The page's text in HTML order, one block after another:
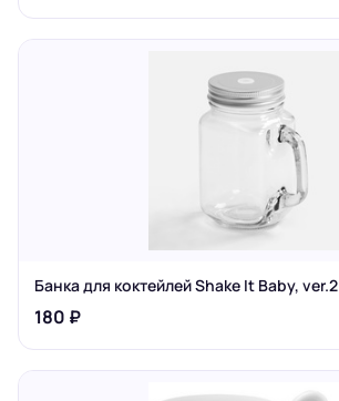
Банка для коктейлей Shake It Baby, ver.2
180 ₽